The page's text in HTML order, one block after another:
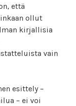
että
ollut
kirjallisia
vain
esittely –
– ei voi